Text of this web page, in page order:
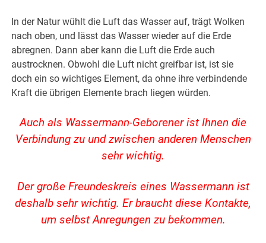
In der Natur wühlt die Luft das Wasser auf, trägt Wolken
nach oben, und lässt das Wasser wieder auf die Erde
abregnen. Dann aber kann die Luft die Erde auch
austrocknen. Obwohl die Luft nicht greifbar ist, ist sie
doch ein so wichtiges Element, da ohne ihre verbindende
Kraft die übrigen Elemente brach liegen würden.
Auch als Wassermann-Geborener ist Ihnen die
Verbindung zu und zwischen anderen Menschen
sehr wichtig.
Der große Freundeskreis eines Wassermann ist
deshalb sehr wichtig. Er braucht diese Kontakte,
um selbst Anregungen zu bekommen.